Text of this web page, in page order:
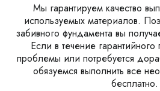
Мы гарантируем качество
используемых материалов.
забивного фундамента вы
Если в течение
проблемы или потребуется
обязуемся выполнить все
бесплатно.